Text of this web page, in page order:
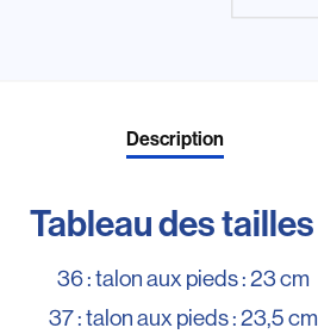
Description
Tableau des tailles
36 : talon aux pieds : 23 cm
37 : talon aux pieds : 23,5 cm